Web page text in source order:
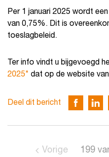
Per 1 januari 2025 wordt
van 0,75%. Dit is
toeslagbeleid.
Ter info vindt u bijgevoegd
2025" dat op de website
Deel dit bericht
Vorige 199